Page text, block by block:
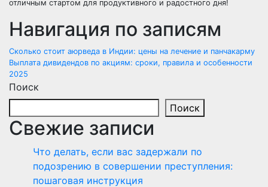
отличным стартом для продуктивного и радостного дня!
Навигация по записям
Сколько стоит аюрведа в Индии: цены на лечение и панчакарму
Выплата дивидендов по акциям: сроки, правила и особенности
2025
Поиск
Поиск
Свежие записи
Что делать, если вас задержали по
подозрению в совершении преступления:
пошаговая инструкция